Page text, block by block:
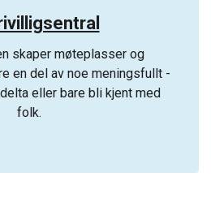
skaper møteplasser og
en del av noe meningsfullt -
eller bare bli kjent med
folk.